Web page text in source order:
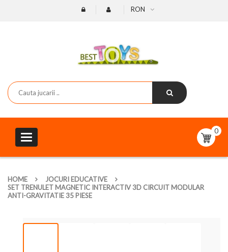
RON
Toggle
navigation
0
HOME
JOCURI EDUCATIVE
SET TRENULET MAGNETIC INTERACTIV 3D CIRCUIT MODULAR
ANTI-GRAVITATIE 35 PIESE